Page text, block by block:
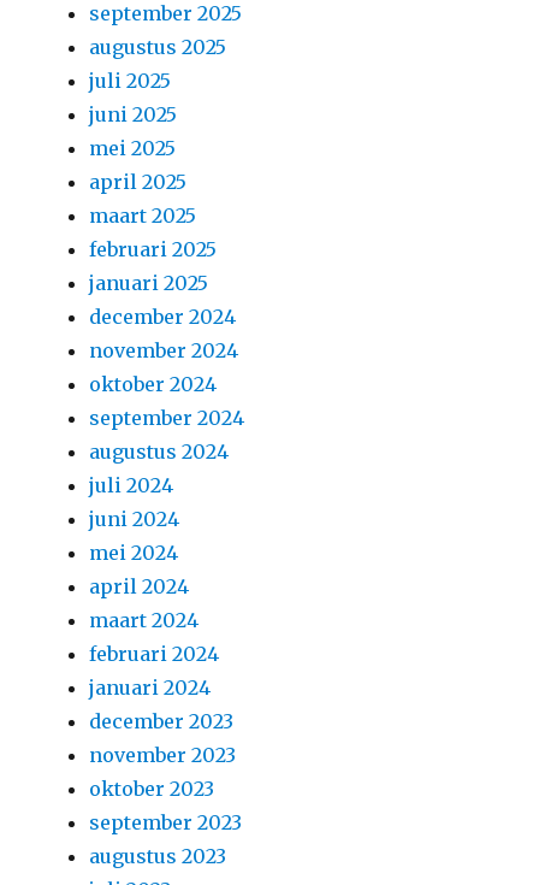
september 2025
augustus 2025
juli 2025
juni 2025
mei 2025
april 2025
maart 2025
februari 2025
januari 2025
december 2024
november 2024
oktober 2024
september 2024
augustus 2024
juli 2024
juni 2024
mei 2024
april 2024
maart 2024
februari 2024
januari 2024
december 2023
november 2023
oktober 2023
september 2023
augustus 2023